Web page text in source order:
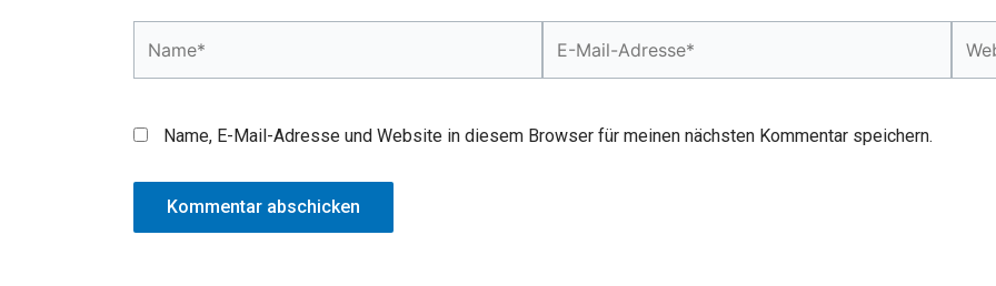
Name, E-Mail-Adresse und Website in diesem Browser für meinen nächsten Kommentar speichern.